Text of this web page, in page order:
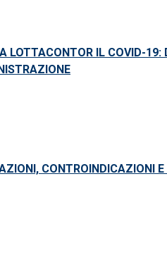
LOTTACONTOR IL COVID-19:
CONTROINDICAZIONI